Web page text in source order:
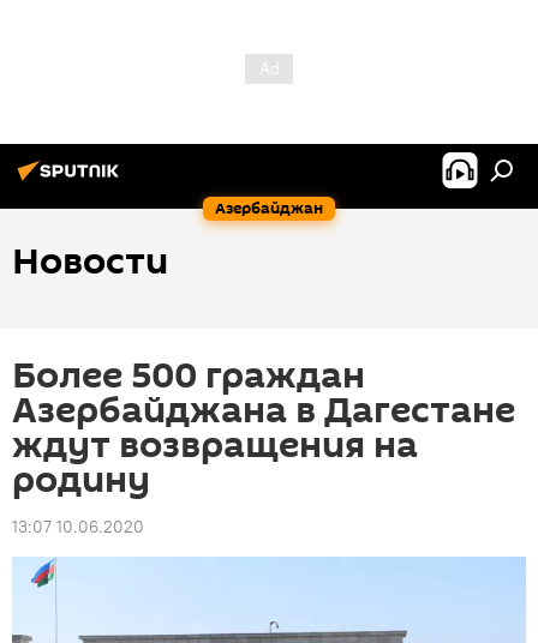
Азербайджан
Новости
Более 500 граждан
Азербайджана в Дагестане
ждут возвращения на
родину
13:07 10.06.2020